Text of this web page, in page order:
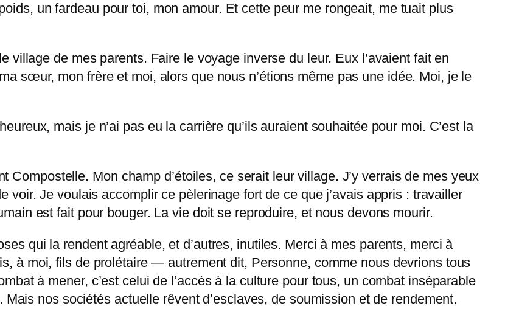
un fardeau pour toi, mon amour. Et cette peur me rongeait, me tuait plus
village de mes parents. Faire le voyage inverse du leur. Eux l’avaient fait en
sœur, mon frère et moi, alors que nous n’étions même pas une idée. Moi, je le
mais je n’ai pas eu la carrière qu’ils auraient souhaitée pour moi. C’est la
Compostelle. Mon champ d’étoiles, ce serait leur village. J’y verrais de mes yeux
voir. Je voulais accomplir ce pèlerinage fort de ce que j’avais appris : travailler
est fait pour bouger. La vie doit se reproduire, et nous devons mourir.
qui la rendent agréable, et d’autres, inutiles. Merci à mes parents, merci à
à moi, fils de prolétaire — autrement dit, Personne, comme nous devrions tous
à mener, c’est celui de l’accès à la culture pour tous, un combat inséparable
nos sociétés actuelle rêvent d’esclaves, de soumission et de rendement.